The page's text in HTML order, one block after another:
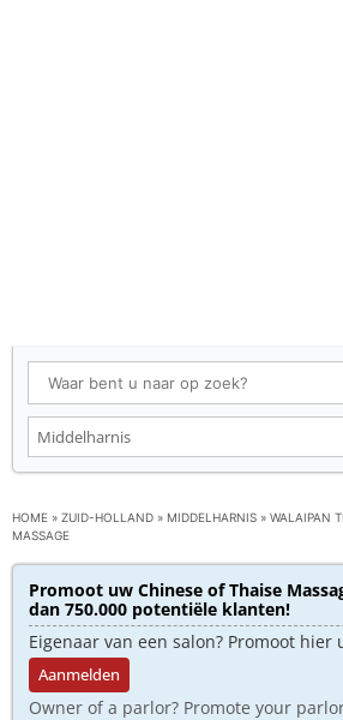
HOME » ZUID-HOLLAND » MIDDELHARNIS » WALAIPAN
MASSAGE
Promoot uw Chinese of Thaise
dan 750.000 potentiële klanten!
Eigenaar van een salon? Promoot hier
Aanmelden
Owner of a parlor? Promote your